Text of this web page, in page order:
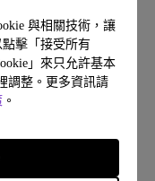
與相關技術，讓
擊「接受所有
」來只允許基本
調整。更多資訊請
。